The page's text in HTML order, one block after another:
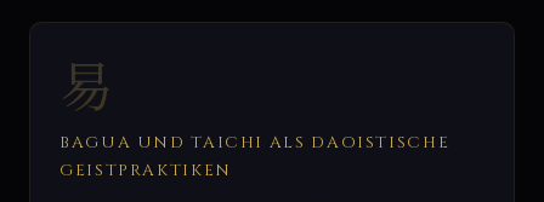
易
BAGUA UND TAICHI ALS DAOISTISCHE
GEISTPRAKTIKEN